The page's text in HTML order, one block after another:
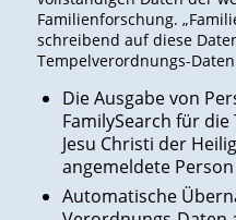
Familienforschung.
schreibend auf diese
Tempelverordnungs-
Die Ausgabe von
FamilySearch für
Jesu Christi der
angemeldete
Automatische